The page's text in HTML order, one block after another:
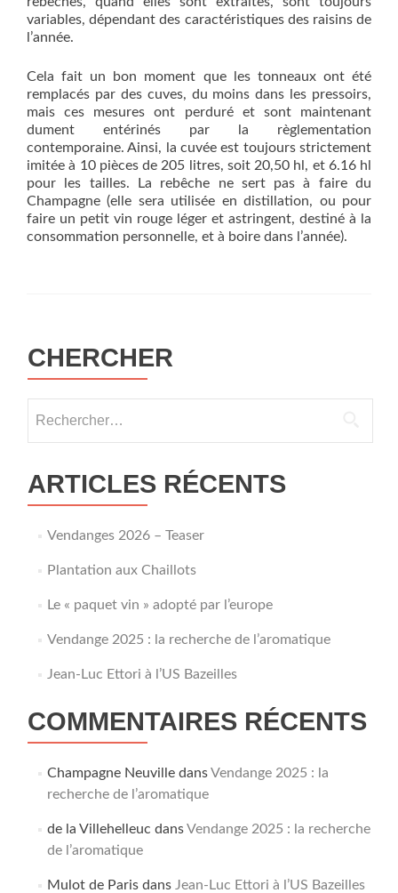
variables, dépendant des caractéristiques des raisins de
l’année.
Cela fait un bon moment que les tonneaux ont été
remplacés par des cuves, du moins dans les pressoirs,
mais ces mesures ont perduré et sont maintenant
dument entérinés par la règlementation
contemporaine. Ainsi, la cuvée est toujours strictement
imitée à 10 pièces de 205 litres, soit 20,50 hl, et 6.16 hl
pour les tailles. La rebêche ne sert pas à faire du
Champagne (elle sera utilisée en distillation, ou pour
faire un petit vin rouge léger et astringent, destiné à la
consommation personnelle, et à boire dans l’année).
CHERCHER
ARTICLES RÉCENTS
Vendanges 2026 – Teaser
Plantation aux Chaillots
Le « paquet vin » adopté par l’europe
Vendange 2025 : la recherche de l’aromatique
Jean-Luc Ettori à l’US Bazeilles
COMMENTAIRES RÉCENTS
Champagne NeuvilledansVendange 2025 : la
recherche de l’aromatique
de la Villehelleuc dansVendange 2025 : la recherche
de l’aromatique
Mulot de Parisdans Jean-Luc Ettori à l’US Bazeilles